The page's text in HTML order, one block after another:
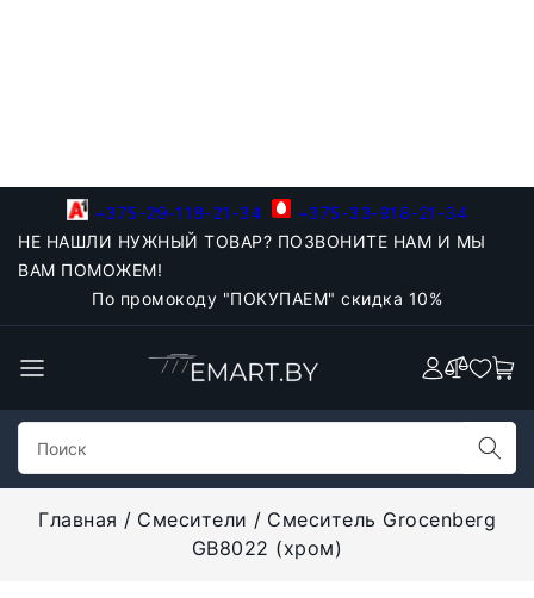
+375-29-118-21-34
+375-33-918-21-34
НЕ НАШЛИ НУЖНЫЙ ТОВАР? ПОЗВОНИТЕ НАМ И МЫ
ВАМ ПОМОЖЕМ!
По промокоду "ПОКУПАЕМ" скидка 10%
Главная Смесители
Смеситель Grocenberg
GB8022 (хром)